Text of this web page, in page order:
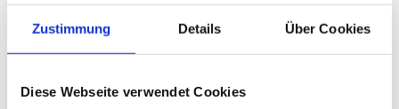
Zustimmung Details Über Cookies
Diese Webseite verwendet Cookies
Ausbau der B 112 zwischen der OU Guben – OU
Neuzelle, Los 2, km 3+440 – 7+430